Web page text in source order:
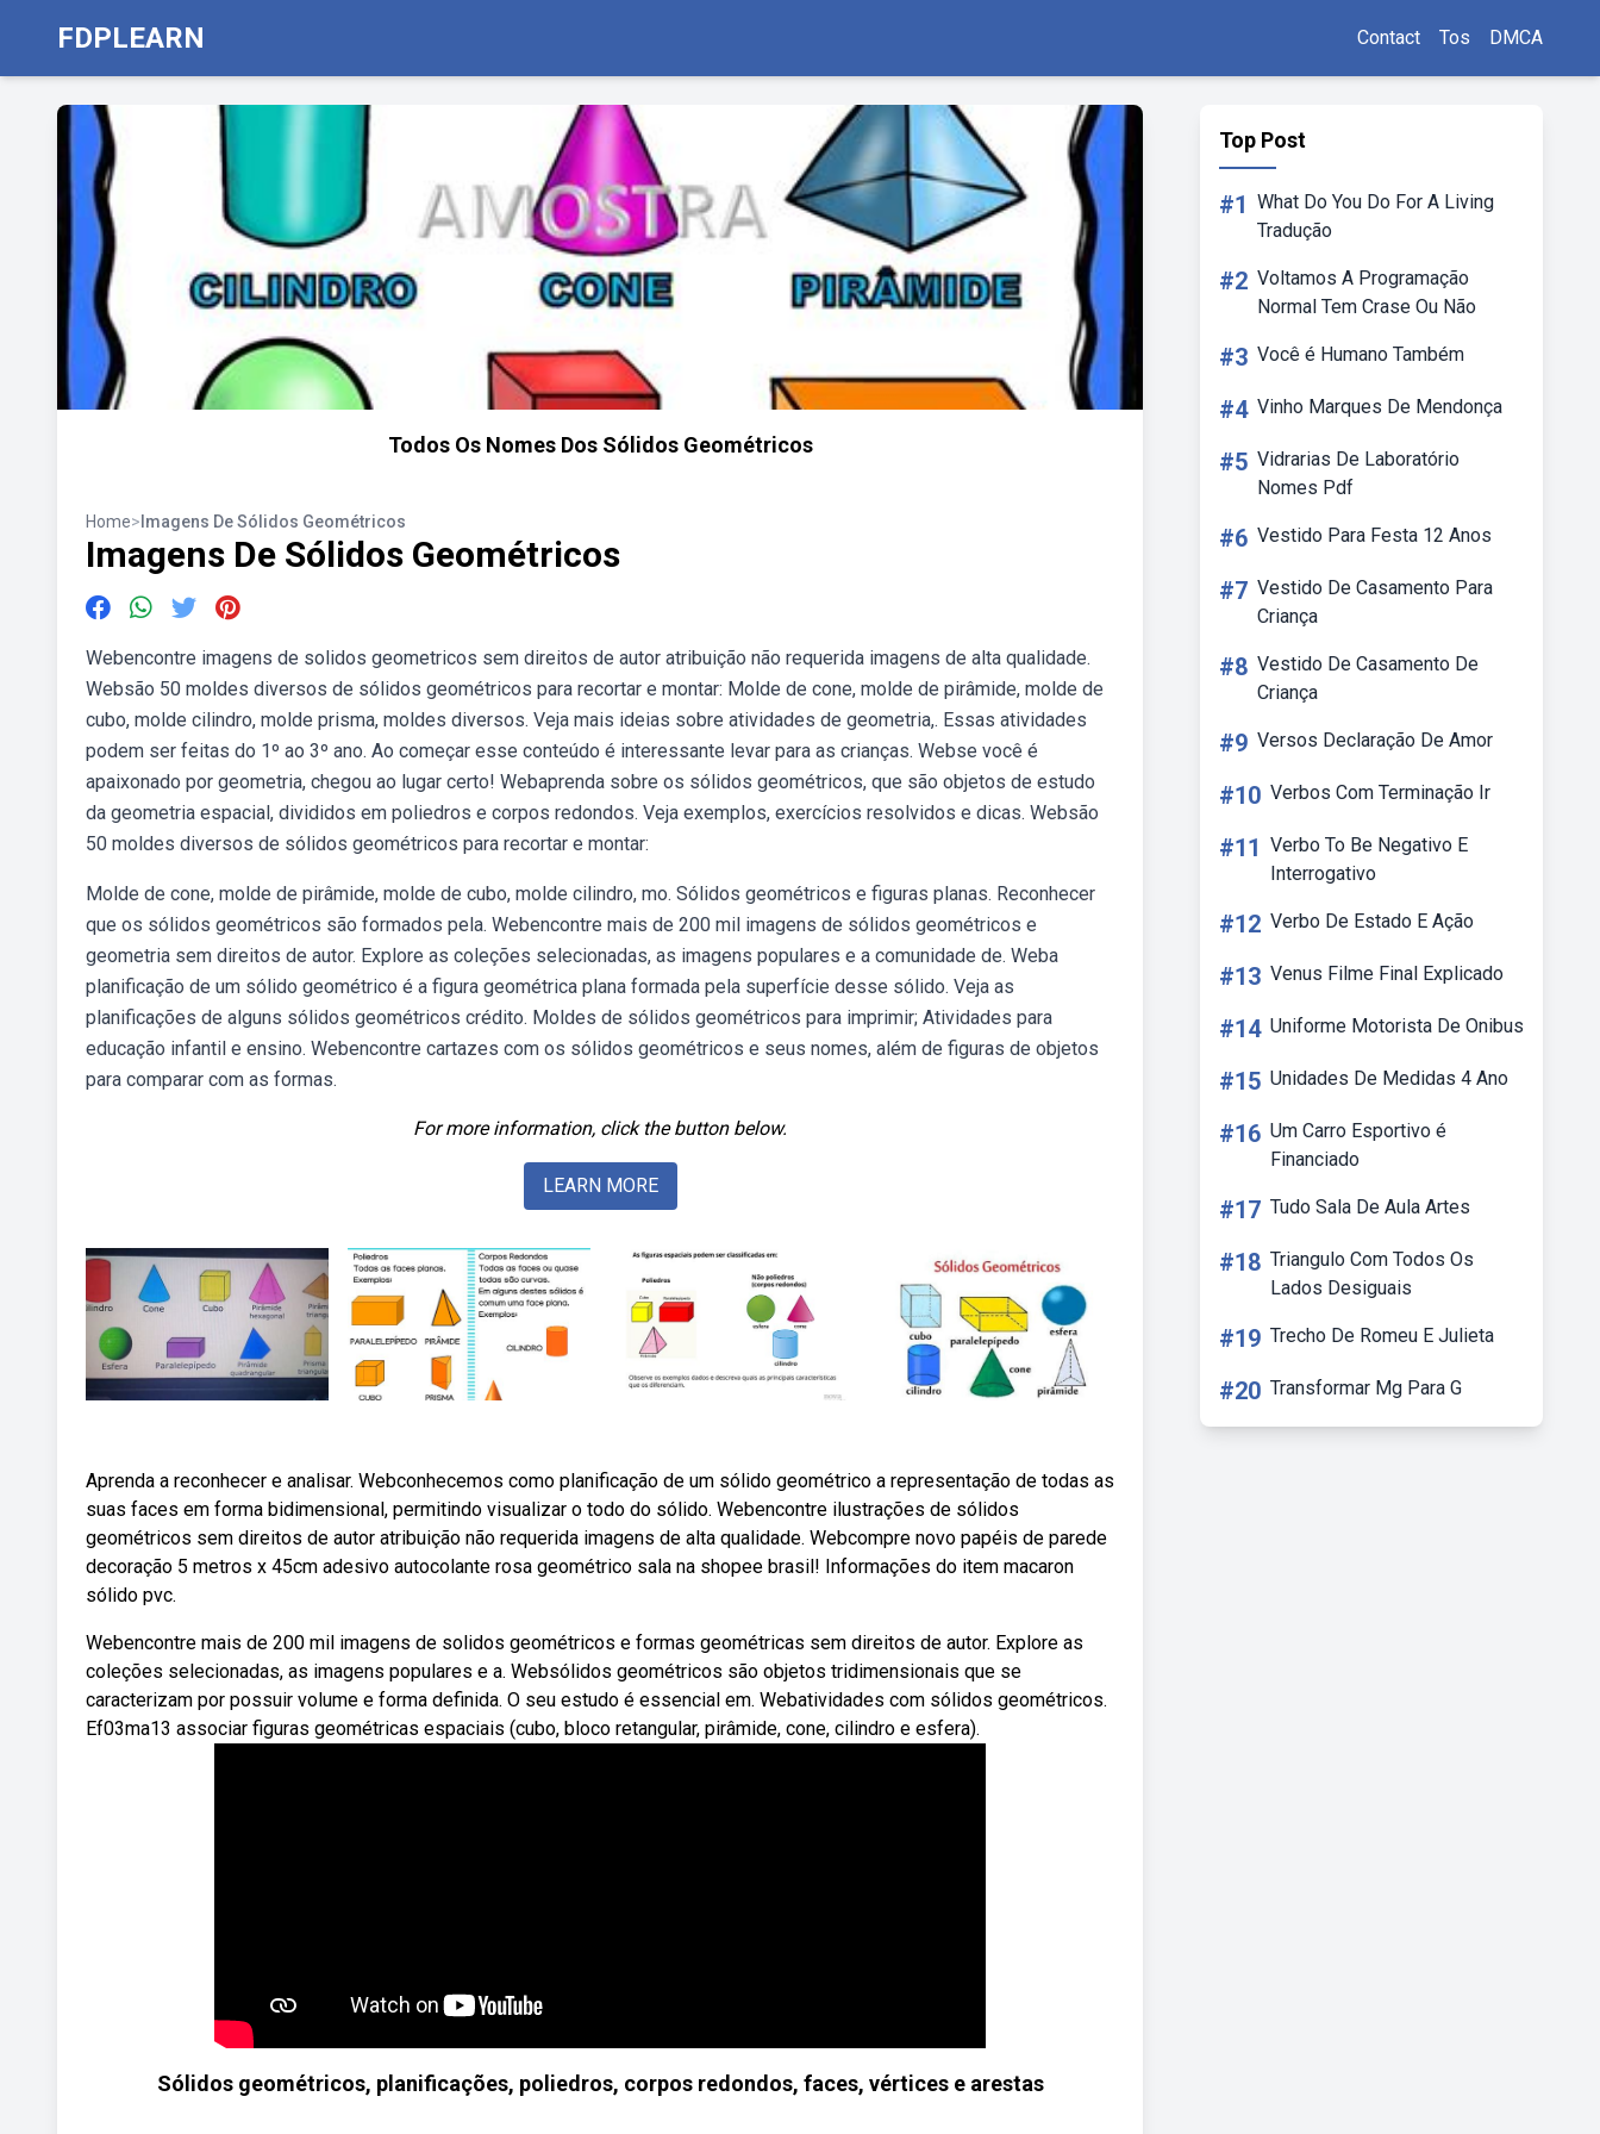
FDPLEARN Contact Tos DMCA
Todos Os Nomes Dos Sólidos Geométricos
Home> Imagens De Sólidos Geométricos
Imagens De Sólidos Geométricos
Webencontre imagens de solidos geometricos sem direitos de autor atribuição não requerida imagens de alta qualidade.
Websão 50 moldes diversos de sólidos geométricos para recortar e montar: Molde de cone, molde de pirâmide, molde de
cubo, molde cilindro, molde prisma, moldes diversos. Veja mais ideias sobre atividades de geometria,. Essas atividades
podem ser feitas do 1º ao 3º ano. Ao começar esse conteúdo é interessante levar para as crianças. Webse você é
apaixonado por geometria, chegou ao lugar certo! Webaprenda sobre os sólidos geométricos, que são objetos de estudo
da geometria espacial, divididos em poliedros e corpos redondos. Veja exemplos, exercícios resolvidos e dicas. Websão
50 moldes diversos de sólidos geométricos para recortar e montar:
Molde de cone, molde de pirâmide, molde de cubo, molde cilindro, mo. Sólidos geométricos e figuras planas. Reconhecer
que os sólidos geométricos são formados pela. Webencontre mais de 200 mil imagens de sólidos geométricos e
geometria sem direitos de autor. Explore as coleções selecionadas, as imagens populares e a comunidade de. Weba
planificação de um sólido geométrico é a figura geométrica plana formada pela superfície desse sólido. Veja as
planificações de alguns sólidos geométricos crédito. Moldes de sólidos geométricos para imprimir; Atividades para
educação infantil e ensino. Webencontre cartazes com os sólidos geométricos e seus nomes, além de figuras de objetos
para comparar com as formas.
For more information, click the button below.
LEARN MORE
Aprenda a reconhecer e analisar. Webconhecemos como planificação de um sólido geométrico a representação de todas as
suas faces em forma bidimensional, permitindo visualizar o todo do sólido. Webencontre ilustrações de sólidos
geométricos sem direitos de autor atribuição não requerida imagens de alta qualidade. Webcompre novo papéis de parede
decoração 5 metros x 45cm adesivo autocolante rosa geométrico sala na shopee brasil! Informações do item macaron
sólido pvc.
Webencontre mais de 200 mil imagens de solidos geométricos e formas geométricas sem direitos de autor. Explore as
coleções selecionadas, as imagens populares e a. Websólidos geométricos são objetos tridimensionais que se
caracterizam por possuir volume e forma definida. O seu estudo é essencial em. Webatividades com sólidos geométricos.
Ef03ma13 associar figuras geométricas espaciais (cubo, bloco retangular, pirâmide, cone, cilindro e esfera).
Sólidos geométricos, planificações, poliedros, corpos redondos, faces, vértices e arestas
Top Post
#1 What Do You Do For A Living
Tradução
#2 Voltamos A Programação
Normal Tem Crase Ou Não
#3 Você é Humano Também
#4 Vinho Marques De Mendonça
#5 Vidrarias De Laboratório
Nomes Pdf
#6 Vestido Para Festa 12 Anos
#7 Vestido De Casamento Para
Criança
#8 Vestido De Casamento De
Criança
#9 Versos Declaração De Amor
#10 Verbos Com Terminação Ir
#11 Verbo To Be Negativo E
Interrogativo
#12 Verbo De Estado E Ação
#13 Venus Filme Final Explicado
#14 Uniforme Motorista De Onibus
#15 Unidades De Medidas 4 Ano
#16 Um Carro Esportivo é
Financiado
#17 Tudo Sala De Aula Artes
#18 Triangulo Com Todos Os
Lados Desiguais
#19 Trecho De Romeu E Julieta
#20 Transformar Mg Para G